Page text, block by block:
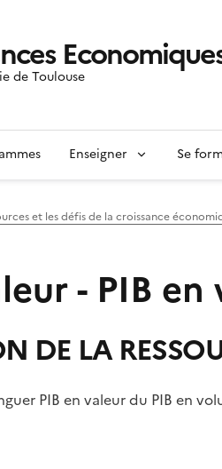
de Toulouse
Enseigner Se
et les défis de la croissance
- PIB
DE LA
PIB en valeur du PIB en